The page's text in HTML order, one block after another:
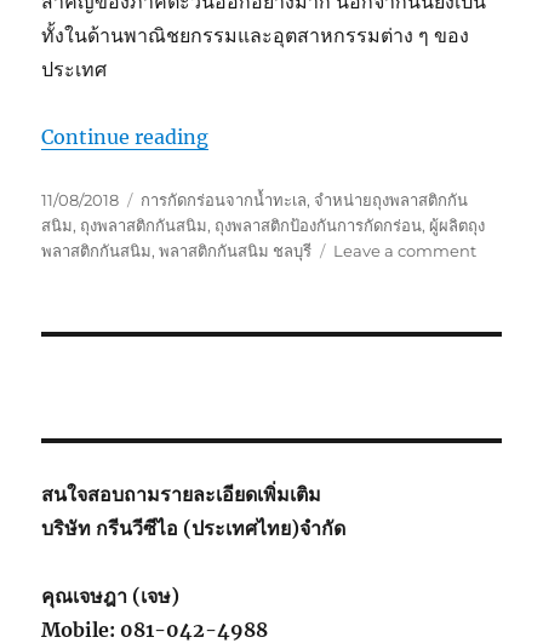
ทั้งในด้านพาณิชยกรรมและอุตสาหกรรมต่าง ๆ ของ
ประเทศ
Continue reading“ถุงพลาสติกกันสนิม ชลบุรี”
Posted
on
11/08/2018 Tags
การกัดกร่อนจากน้ำทะเล, จำหน่ายถุงพลาสติกกัน
สนิม, ถุงพลาสติกกันสนิม, ถุงพลาสติกป้องกันการกัดกร่อน, ผู้ผลิตถุง
พลาสติกกันสนิม,พลาสติกกันสนิม ชลบุรี Leave a commenton
สนใจสอบถามรายละเอียดเพิ่มเติม
บริษัท กรีนวีซีไอ (ประเทศไทย)จำกัด
คุณเจษฎา (เจษ)
Mobile: 081-042-4988